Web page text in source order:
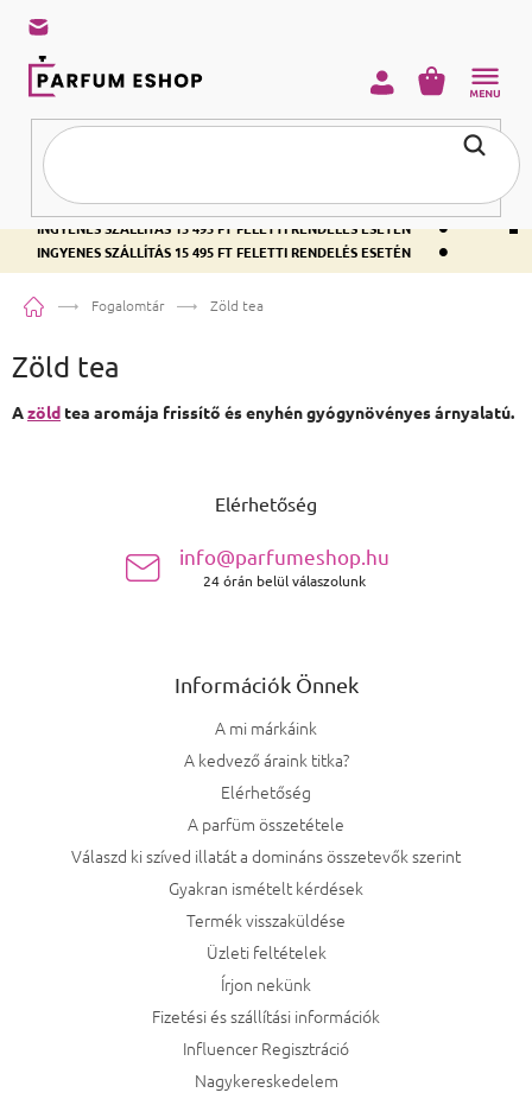
INGYENES SZÁLLÍTÁS 15 495 FT FELETTI RENDELÉS ESETÉN •
INGYENES SZÁLLÍTÁS 15 495 FT FELETTI RENDELÉS ESETÉN •
INGYENES SZÁLLÍTÁS 15 495 FT FELETTI RENDELÉS ESETÉN •
KOSÁR
KezdőlapFogalomtár Zöld tea
Zöld tea
Azöld tea aromája frissítő és enyhén gyógynövényes árnyalatú.
Elérhetőség
info@parfumeshop.hu
24 órán belül válaszolunk
Információk Önnek
A mi márkáink
A kedvező áraink titka?
Elérhetőség
A parfüm összetétele
Válaszd ki szíved illatát a domináns összetevők szerint
Gyakran ismételt kérdések
Termék visszaküldése
Üzleti feltételek
Írjon nekünk
Fizetési és szállítási információk
Influencer Regisztráció
Nagykereskedelem